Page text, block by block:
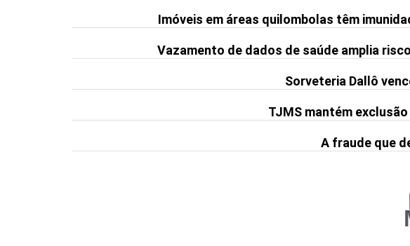
Imóveis em áreas quilombolas têm
Vazamento de dados de saúde amplia
Sorveteria Dallô
TJMS mantém
A fraude que